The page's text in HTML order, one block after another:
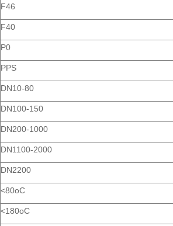
F46
F40
P0
PPS
DN10-80
DN100-150
DN200-1000
DN1100-2000
DN2200
<80oC
<180oC